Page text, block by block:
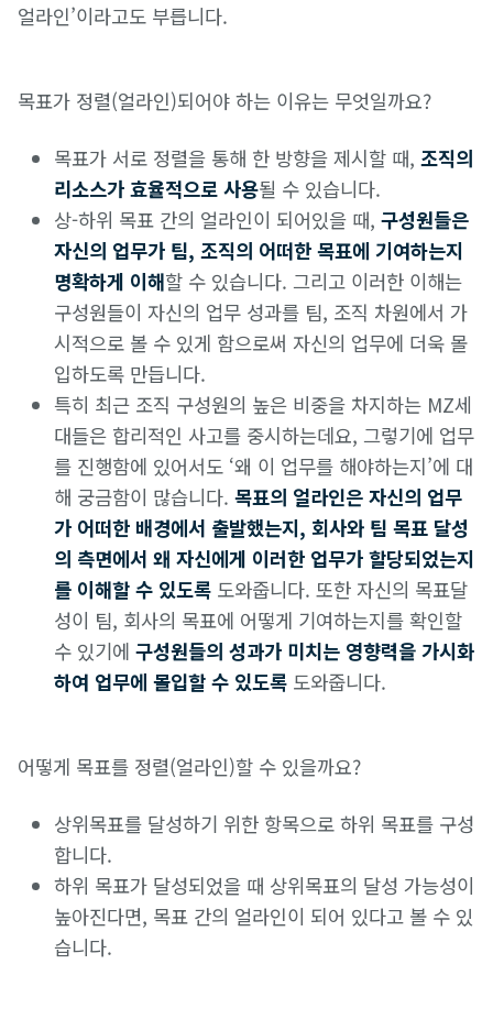
얼라인’이라고도 부릅니다.
목표가 정렬(얼라인)되어야 하는 이유는 무엇일까요?
목표가 서로 정렬을 통해 한 방향을 제시할 때,조직의
리소스가 효율적으로 사용될 수 있습니다.
상-하위 목표 간의 얼라인이 되어있을 때,구성원들은
자신의 업무가 팀, 조직의 어떠한 목표에 기여하는지
명확하게 이해할 수 있습니다. 그리고 이러한 이해는
구성원들이 자신의 업무 성과를 팀, 조직 차원에서 가
시적으로 볼 수 있게 함으로써 자신의 업무에 더욱 몰
입하도록 만듭니다.
특히 최근 조직 구성원의 높은 비중을 차지하는 MZ세
대들은 합리적인 사고를 중시하는데요, 그렇기에 업무
를 진행함에 있어서도 ‘왜 이 업무를 해야하는지’에 대
해 궁금함이 많습니다.목표의 얼라인은 자신의 업무
가 어떠한 배경에서 출발했는지, 회사와 팀 목표 달성
의 측면에서 왜 자신에게 이러한 업무가 할당되었는지
를 이해할 수 있도록 도와줍니다. 또한 자신의 목표달
성이 팀, 회사의 목표에 어떻게 기여하는지를 확인할
수 있기에구성원들의 성과가 미치는 영향력을 가시화
하여 업무에 몰입할 수 있도록 도와줍니다.
어떻게 목표를 정렬(얼라인)할 수 있을까요?
상위목표를 달성하기 위한 항목으로 하위 목표를 구성
합니다.
하위 목표가 달성되었을 때 상위목표의 달성 가능성이
높아진다면, 목표 간의 얼라인이 되어 있다고 볼 수 있
습니다.